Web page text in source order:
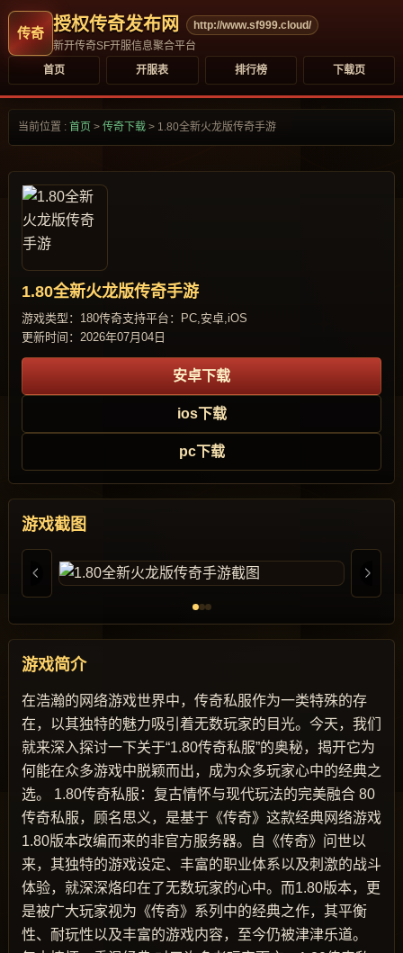
授权传奇发布网
http://www.sf999.cloud/
新开传奇SF开服信息聚合平台
首页
开服表 排行榜 下载页
当前位置 : 首页 > 传奇下载 > 1.80全新火龙版传奇手游
1.80全新火龙版传奇手游
游戏类型：180传奇支持平台：PC,安卓,iOS
更新时间：2026年07月04日
安卓下载
ios下载
pc下载
游戏截图
游戏简介
在浩瀚的网络游戏世界中，传奇私服作为一类特殊的存
在，以其独特的魅力吸引着无数玩家的目光。今天，我们
就来深入探讨一下关于“1.80传奇私服”的奥秘，揭开它为
何能在众多游戏中脱颖而出，成为众多玩家心中的经典之
选。 1.80传奇私服：复古情怀与现代玩法的完美融合 80
传奇私服，顾名思义，是基于《传奇》这款经典网络游戏
1.80版本改编而来的非官方服务器。自《传奇》问世以
来，其独特的游戏设定、丰富的职业体系以及刺激的战斗
体验，就深深烙印在了无数玩家的心中。而1.80版本，更
是被广大玩家视为《传奇》系列中的经典之作，其平衡
性、耐玩性以及丰富的游戏内容，至今仍被津津乐道。